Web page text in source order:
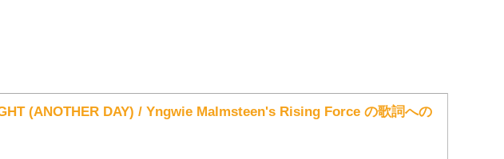
(ANOTHER DAY) / Yngwie Malmsteen's Rising Force の歌詞への